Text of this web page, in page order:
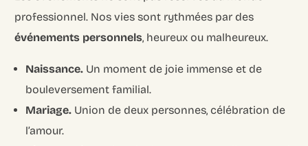
professionnel. Nos vies sont rythmées par des
événements personnels, heureux ou malheureux.
Naissance. Un moment de joie immense et de
bouleversement familial.
Mariage. Union de deux personnes, célébration de
l’amour.